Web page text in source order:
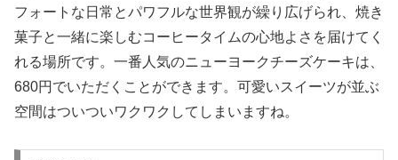
フォートな日常とパワフルな世界観が繰り広げられ、焼き
菓子と一緒に楽しむコーヒータイムの心地よさを届けてく
れる場所です。一番人気のニューヨークチーズケーキは、
680円でいただくことができます。可愛いスイーツが並ぶ
空間はついついワクワクしてしまいますね。